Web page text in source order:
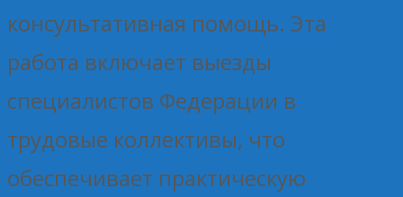
консультативная помощь. Эта
работа включает выезды
специалистов Федерации в
трудовые коллективы, что
обеспечивает практическую